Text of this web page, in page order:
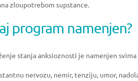
zloupotrebom supstance.
program namenjen?
stanja anksioznosti je namenjen
nervozu, nemir, tenziju, umor,